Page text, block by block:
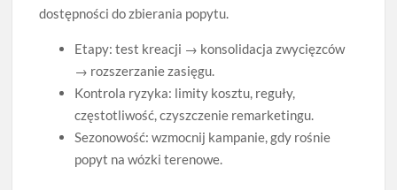
dostępności do zbierania popytu.
Etapy: test kreacji → konsolidacja zwycięzców
→ rozszerzanie zasięgu.
Kontrola ryzyka: limity kosztu, reguły,
częstotliwość, czyszczenie remarketingu.
Sezonowość: wzmocnij kampanie, gdy rośnie
popyt na wózki terenowe.